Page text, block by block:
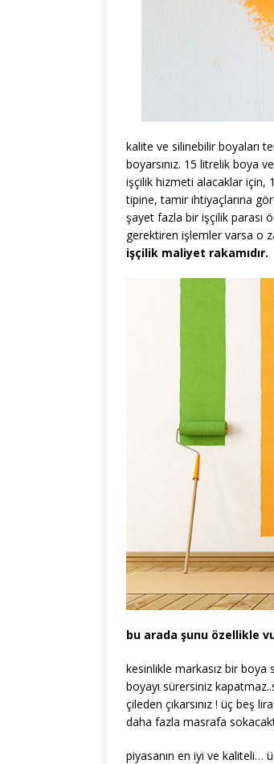
kalite ve silinebilir boyaları
boyarsınız. 15 litrelik boya
işçilik hizmeti alacaklar için,
tipine, tamir ihtiyaçlarına
şayet fazla bir işçilik parası
gerektiren işlemler varsa o
işçilik maliyet rakamıdır.
bu arada şunu özellikle
kesinlikle markasız bir boya
boyayı sürersiniz
çileden çıkarsınız ! üç beş
daha fazla masrafa
piyasanın en iyi ve kaliteli…